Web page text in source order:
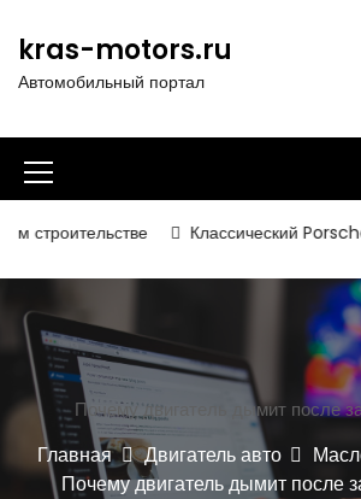
т
к
д
м
kras-motors.ru
Автомобильный портал
И
к
о
н
к
а
м
е
Классический Porsche 356 SL
Почему двигатель дымит после
Главная Двигатель авто
Почему двигатель дымит после